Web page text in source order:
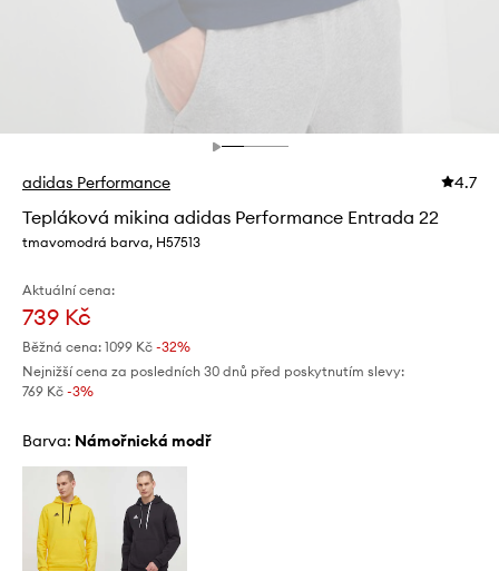
adidas Performance 4.7
Tepláková mikina adidas Performance Entrada 22
tmavomodrá barva, H57513
Aktuální cena:
739 Kč
Běžná cena: 1099 Kč -32%
Nejnižší cena za posledních 30 dnů před poskytnutím slevy:
769 Kč -3%
Barva: námořnická modř